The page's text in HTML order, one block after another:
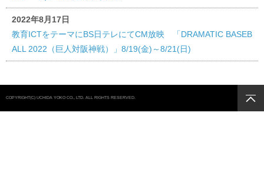
2022年8月17日
教育ICTをテーマにBS日テレにてCM放映 「DRAMATIC BASEB
ALL 2022（巨人対阪神戦）」8/19(金)～8/21(日)
COPYRIGHT(C) UCHIDA YOKO CO., LTD. ALL RIGHTS RESERVED.